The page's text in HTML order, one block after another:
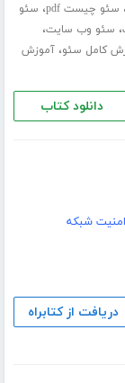
، سئو چیست pdf ، سئو
، سئو وب سایت،
کامل سئو،آموزش
دانلود کتاب
امنیت شبکه
دریافت از کتابراه